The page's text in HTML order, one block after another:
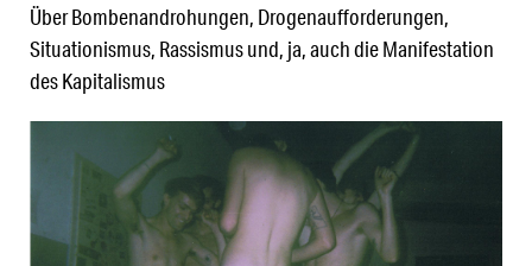
Über Bombenandrohungen, Drogenaufforderungen,
Situationismus, Rassismus und, ja, auch die Manifestation
des Kapitalismus